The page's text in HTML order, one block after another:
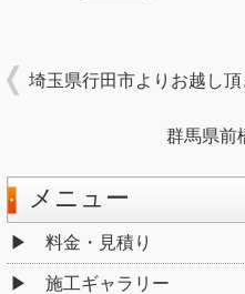
埼玉県行田市よりお越し頂
群馬県前
メニュー
料金・見積り
施工ギャラリー